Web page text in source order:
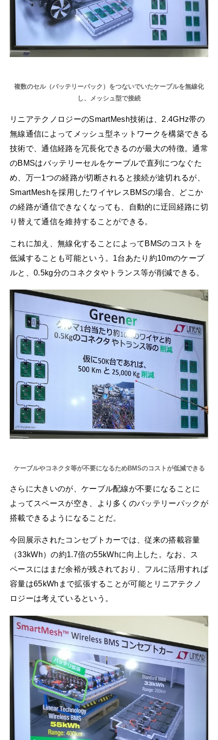
複数のセル（バッテリーパック）をつないでいたケーブルを無線化
し、メッシュ型で接続
リニアテクノロジーのSmartMesh技術は、2.4GHz帯の
無線通信によってメッシュ型ネットワークを構築できる
技術で、通信経路を冗長化できるのが最大の特徴。通常
のBMSはバッテリーセルをケーブルで直列につなぐた
め、万一1つの経路が切断されると接続が途切れるが、
SmartMeshを採用したワイヤレスBMSの場合、どこか
の経路が通信できなくなっても、自動的に迂回経路に切
り替えて通信を維持することができる。
これに加え、無線化することによってBMSのコストを
低減することも可能という。1台あたり約10mのケーブ
ルと、0.5kg分のコネクタやトランス等が削減できる。
ケーブルやコネクタ等が不要になるためBMSのコストが低減できる
さらに大きいのが、ケーブル配線が不要になることに
よってスペースが空き、より多くのバッテリーパックが
搭載できるようになることだ。
今回展示されたコンセプトカーでは、従来の搭載容量
（33kWh）の約1.7倍の55kWhに向上した。なお、ス
ペースにはまだ余裕が残されており、フルに活用すれば
容量は65kWhまで拡張することが可能とリニアテクノ
ロジーは考えているという。